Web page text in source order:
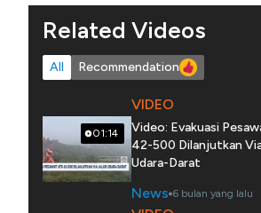
Related Videos
All Recommendation
01:14
VIDEO
Video: Evakuasi
42-500 Dilanjutkan
Udara-Darat
News 6 bulan yang lalu